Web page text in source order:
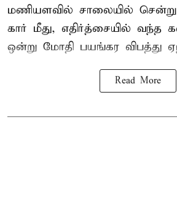
மணியளவில் சாலையில்
கார் மீது, எதிர்த்சையில் வந்த
ஒன்று மோதி பயங்கர விபத்து
Read More